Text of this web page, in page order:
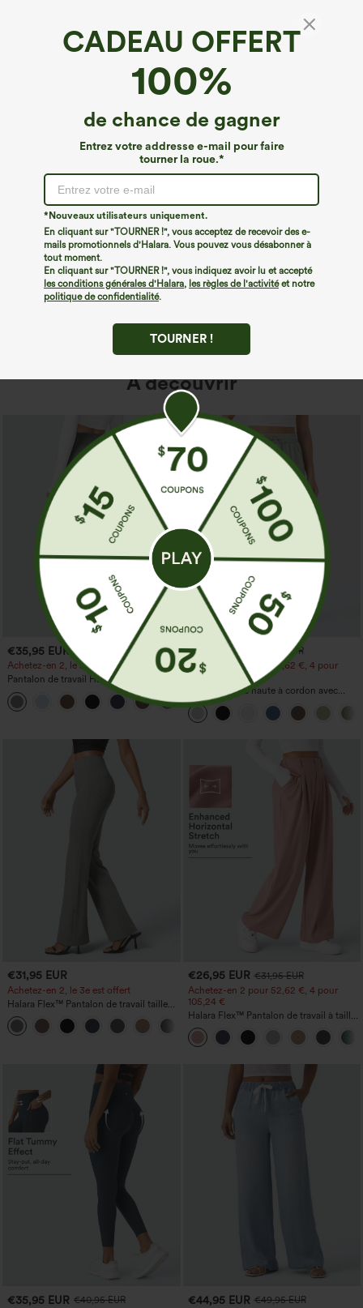
CADEAU OFFERT
100%
de chance de gagner
Entrez votre addresse e-mail pour faire
tourner la roue.*
*Nouveaux utilisateurs uniquement.
En cliquant sur "TOURNER !", vous acceptez de recevoir des e-
mails promotionnels d'Halara. Vous pouvez vous désabonner à
tout moment.
En cliquant sur "TOURNER !", vous indiquez avoir lu et accepté
les conditions générales d'Halara, les règles de l'activitéet notre
politique de confidentialité.
TOURNER !
Nous ne semblons pas pouvoir trouver la page que
vous recherchez.
Acheter plus
À découvrir
€35,95 EUR
Achetez-en 2, le 3e est offert
Pantalon de travail Halara Flex™
DayStretch à taille haute, avec poches et
coupe droite
€31,95 EUR
€35,95 EUR
Achetez-en 2 pour 52,62 €, 4 pour
105,24 €
Pantalon taille haute à cordon avec
poches, jambe large et coupe ample,
style décontracté, effet lin
€31,95 EUR
Achetez-en 2, le 3e est offert
Halara Flex™ Pantalon de travail taille
haute avec poche latérale arrière et
légère coupe évasée
€26,95 EUR €31,95 EUR
Achetez-en 2 pour 52,62 €, 4 pour
105,24 €
Halara Flex™ Pantalon de travail à taille
haute, jambe large, avec poches, en
maille gaufrée
€35,95 EUR €40,95 EUR
€44,95 EUR €49,95 EUR